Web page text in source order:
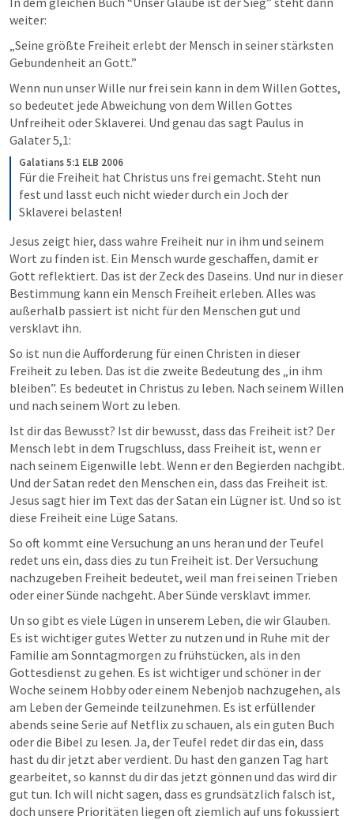
weiter:
„Seine größte Freiheit erlebt der Mensch in seiner stärksten
Gebundenheit an Gott.”
Wenn nun unser Wille nur frei sein kann in dem Willen Gottes,
so bedeutet jede Abweichung von dem Willen Gottes
Galater 5,1:
Galatians 5:1 ELB 2006
Für die Freiheit hat Christus uns frei gemacht. Steht nun
fest und lasst euch nicht wieder durch ein Joch der
Sklaverei belasten!
Jesus zeigt hier, dass wahre Freiheit nur in ihm und seinem
Wort zu finden ist. Ein Mensch wurde geschaffen, damit er
Gott reflektiert. Das ist der Zeck des Daseins. Und nur in dieser
Bestimmung kann ein Mensch Freiheit erleben. Alles was
außerhalb passiert ist nicht für den Menschen gut und
versklavt ihn.
So ist nun die Aufforderung für einen Christen in dieser
Freiheit zu leben. Das ist die zweite Bedeutung des „in ihm
bleiben”. Es bedeutet in Christus zu leben. Nach seinem Willen
und nach seinem Wort zu leben.
Ist dir das Bewusst? Ist dir bewusst, dass das Freiheit ist? Der
Mensch lebt in dem Trugschluss, dass Freiheit ist, wenn er
nach seinem Eigenwille lebt. Wenn er den Begierden nachgibt.
Und der Satan redet den Menschen ein, dass das Freiheit ist.
Jesus sagt hier im Text das der Satan ein Lügner ist. Und so ist
diese Freiheit eine Lüge Satans.
So oft kommt eine Versuchung an uns heran und der Teufel
redet uns ein, dass dies zu tun Freiheit ist. Der Versuchung
nachzugeben Freiheit bedeutet, weil man frei seinen Trieben
oder einer Sünde nachgeht. Aber Sünde versklavt immer.
Un so gibt es viele Lügen in unserem Leben, die wir Glauben.
Es ist wichtiger gutes Wetter zu nutzen und in Ruhe mit der
Familie am Sonntagmorgen zu frühstücken, als in den
Gottesdienst zu gehen. Es ist wichtiger und schöner in der
Woche seinem Hobby oder einem Nebenjob nachzugehen, als
am Leben der Gemeinde teilzunehmen. Es ist erfüllender
abends seine Serie auf Netflix zu schauen, als ein guten Buch
oder die Bibel zu lesen. Ja, der Teufel redet dir das ein, dass
hast du dir jetzt aber verdient. Du hast den ganzen Tag hart
gearbeitet, so kannst du dir das jetzt gönnen und das wird dir
gut tun. Ich will nicht sagen, dass es grundsätzlich falsch ist,
doch unsere Prioritäten liegen oft ziemlich auf uns fokussiert